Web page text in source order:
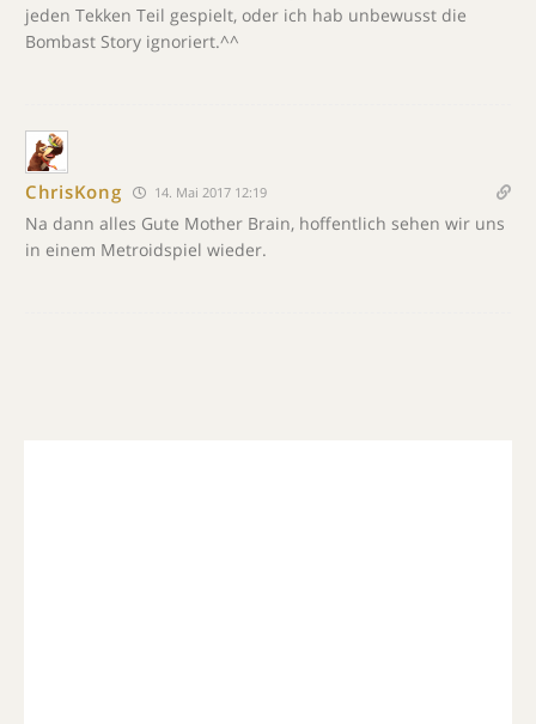
jeden Tekken Teil gespielt, oder ich hab unbewusst die
Bombast Story ignoriert.^^
ChrisKong 14. Mai 2017 12:19
Na dann alles Gute Mother Brain, hoffentlich sehen wir uns
in einem Metroidspiel wieder.